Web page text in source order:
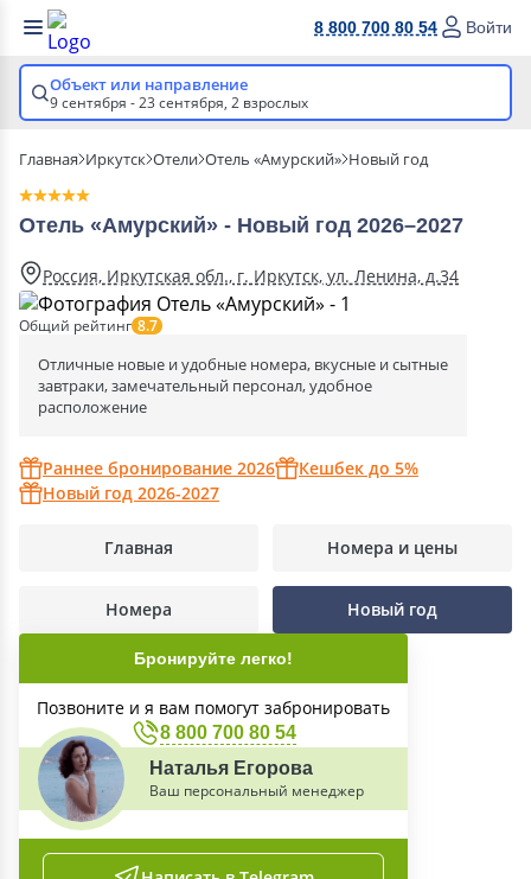
8 800 700 80 54 Войти
Объект или направление
9 сентября - 23 сентября, 2 взрослых
Главная Иркутск Отели Отель «Амурский» Новый год
Отель «Амурский» - Новый год 2026–2027
Россия, Иркутская обл., г. Иркутск, ул. Ленина, д.34
Общий рейтинг 8.7
Отличные новые и удобные номера, вкусные и сытные
завтраки, замечательный персонал, удобное
расположение
Раннее бронирование 2026
Кешбек до 5%
Новый год 2026-2027
Главная Номера и цены
Номера Новый год
Бронируйте легко!
Позвоните и я вам помогут забронировать
8 800 700 80 54
Наталья Егорова
Ваш персональный менеджер